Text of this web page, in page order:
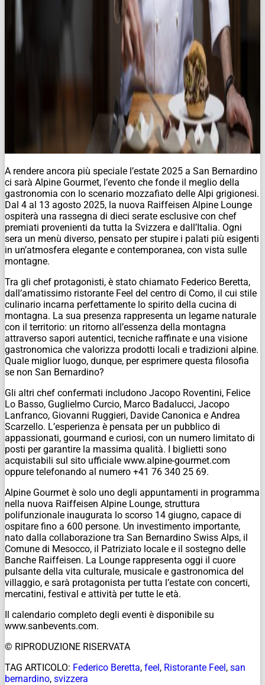
A rendere ancora più speciale l’estate 2025 a San Bernardino
ci sarà Alpine Gourmet, l’evento che fonde il meglio della
gastronomia con lo scenario mozzafiato delle Alpi grigionesi.
Dal 4 al 13 agosto 2025, la nuova Raiffeisen Alpine Lounge
ospiterà una rassegna di dieci serate esclusive con chef
premiati provenienti da tutta la Svizzera e dall’Italia. Ogni
sera un menù diverso, pensato per stupire i palati più esigenti
in un’atmosfera elegante e contemporanea, con vista sulle
montagne.
Tra gli chef protagonisti, è stato chiamato Federico Beretta,
dall’amatissimo ristorante Feel del centro di Como, il cui stile
culinario incarna perfettamente lo spirito della cucina di
montagna. La sua presenza rappresenta un legame naturale
con il territorio: un ritorno all’essenza della montagna
attraverso sapori autentici, tecniche raffinate e una visione
gastronomica che valorizza prodotti locali e tradizioni alpine.
Quale miglior luogo, dunque, per esprimere questa filosofia
se non San Bernardino?
Gli altri chef confermati includono Jacopo Roventini, Felice
Lo Basso, Guglielmo Curcio, Marco Badalucci, Jacopo
Lanfranco, Giovanni Ruggieri, Davide Canonica e Andrea
Scarzello. L’esperienza è pensata per un pubblico di
appassionati, gourmand e curiosi, con un numero limitato di
posti per garantire la massima qualità. I biglietti sono
acquistabili sul sito ufficiale www.alpine-gourmet.com
oppure telefonando al numero +41 76 340 25 69.
Alpine Gourmet è solo uno degli appuntamenti in programma
nella nuova Raiffeisen Alpine Lounge, struttura
polifunzionale inaugurata lo scorso 14 giugno, capace di
ospitare fino a 600 persone. Un investimento importante,
nato dalla collaborazione tra San Bernardino Swiss Alps, il
Comune di Mesocco, il Patriziato locale e il sostegno delle
Banche Raiffeisen. La Lounge rappresenta oggi il cuore
pulsante della vita culturale, musicale e gastronomica del
villaggio, e sarà protagonista per tutta l’estate con concerti,
mercatini, festival e attività per tutte le età.
Il calendario completo degli eventi è disponibile su
www.sanbevents.com.
© RIPRODUZIONE RISERVATA
TAG ARTICOLO: Federico Beretta, feel, Ristorante Feel, san
bernardino, svizzera